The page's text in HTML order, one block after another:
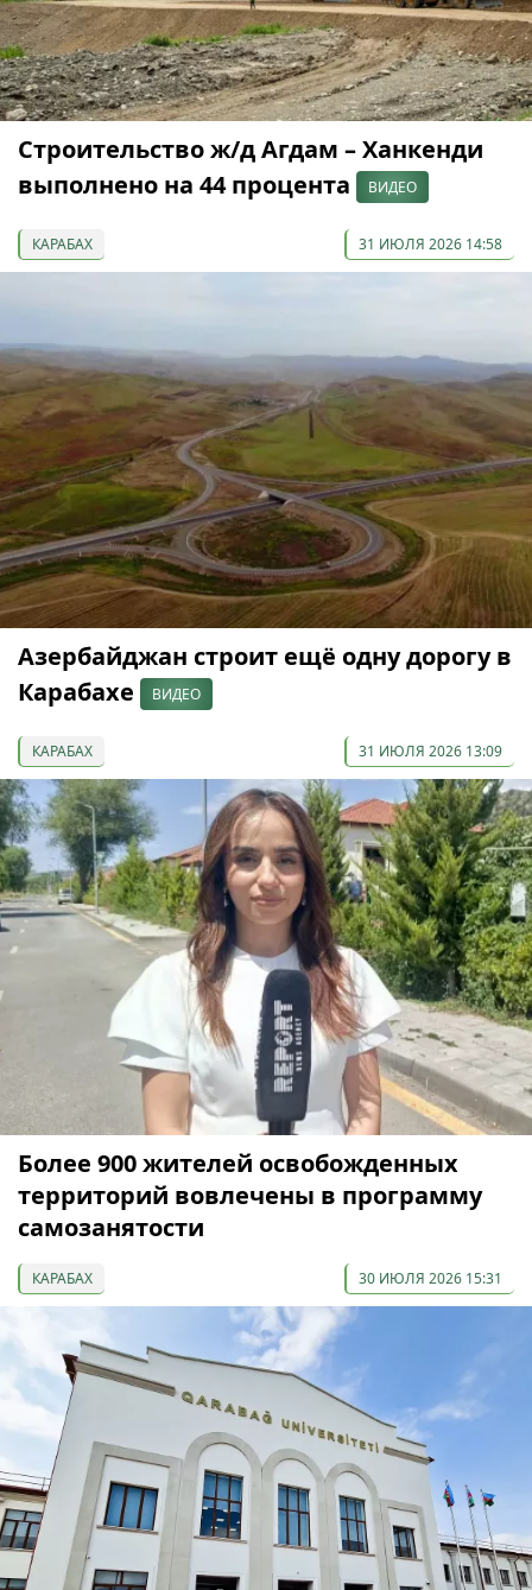
Строительство ж/д Агдам – Ханкенди
выполнено на 44 процента
ВИДЕО
КАРАБАХ 31 ИЮЛЯ 2026 14:58
Азербайджан строит ещё одну дорогу в
Карабахе
ВИДЕО
КАРАБАХ 31 ИЮЛЯ 2026 13:09
Более 900 жителей освобожденных
территорий вовлечены в программу
самозанятости
КАРАБАХ 30 ИЮЛЯ 2026 15:31